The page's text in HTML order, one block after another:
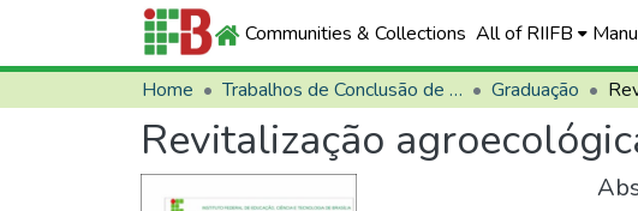
Communities & Collections All of RIIFB
Home Trabalhos de Conclusão de Curso (TCCs) Graduação
Revitalização